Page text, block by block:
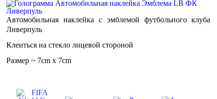
Автомобильная наклейка с эмблемой футбольного клуба
Ливерпуль
Клеиться на стекло лицевой стороной
Размер ~ 7cm x 7cm